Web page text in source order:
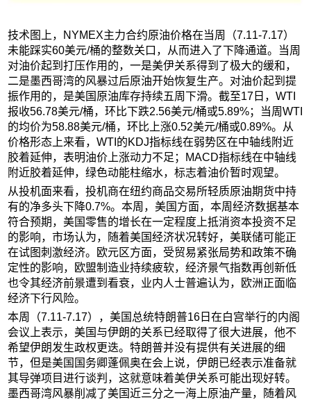
技术图上，NYMEX主力合约原油价格在当周（7.11-7.17）
未能踩实60美元/桶的整数关口，从而进入了下降通道。当周
对油价起到打压作用的，一是美伊关系得到了极大的缓和，
二是墨西哥湾的风暴过后原油开始恢复生产。对油价起到提
振作用的，是美国原油库存持续五周下滑。截至17日，WTI
报收56.78美元/桶，环比下跌2.56美元/桶或5.89%；当周WTI
的均价为58.88美元/桶，环比上涨0.52美元/桶或0.89%。从
价格形态上来看，WTI的KDJ指标线在弱势区在中轴线附近
胶着延伸，表明油价上涨动力不足；MACD指标线在中轴线
附近胶着延伸，绿色动能柱缩水，标志着油价暂时观望。
从投机面来看，投机商在纽约商品交易所轻质原油期货中持
有的净多头下降0.7%。本周，美国方面，本周经济数据基本
符合预期，美国零售的增长在一定程度上抵消资本投资不足
的影响，市场认为，随着美国经济状况转好，美联储可能正
在试图刺激经济。欧元区方面，受贸易紧张局势和政策不确
定性的影响，欧盟制造业持续疲软，经济景气指数再创新低
也令其经济前景遭到看衰，业内人士普遍认为，欧洲正面临
经济下行风险。
本周（7.11-7.17），美国总统特朗普16日在白宫举行的内阁
会议上表示，美国与伊朗的关系已经取得了很大进展，他不
希望伊朗发生政权更迭。特朗普并没有提供有关进展的细
节，但是美国国务卿蓬佩奥在会上说，伊朗已经表示准备就
其导弹项目进行谈判，这就意味着美伊关系可能出现好转。
墨西哥湾风暴削减了美国近三分之一海上原油产量，随着风